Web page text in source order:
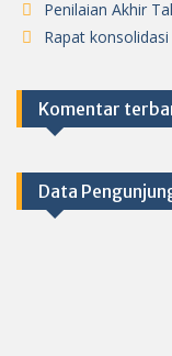
Penilaian Akhir
Rapat
Komentar
Data